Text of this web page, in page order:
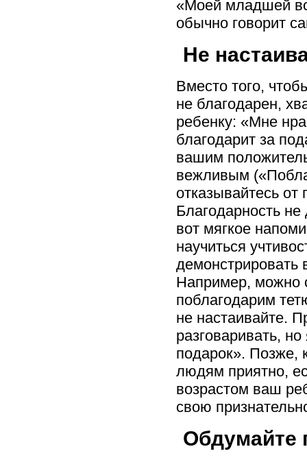
«Моей младшей
обычно говорит
Не
Вместо того,
не благодарен,
ребенку: «Мне
благодарит за
вашим
вежливым
отказывайтесь
Благодарность
вот мягкое
научиться
демонстрировать
Например, можно
поблагодарим
не настаивайте.
разговаривать,
подарок». Позже,
людям приятно,
возрастом ваш
свою
Обдумайте